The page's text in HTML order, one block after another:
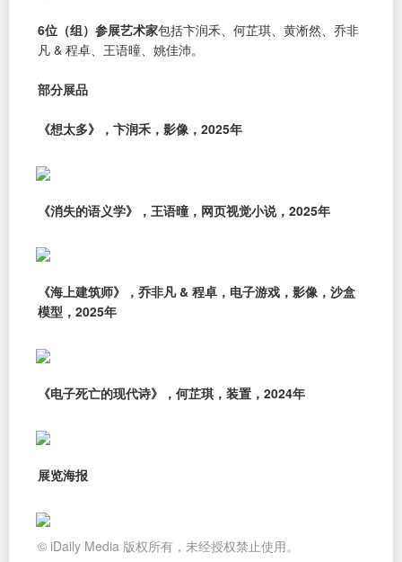
6位（组）参展艺术家包括卞润禾、何芷琪、黄淅然、乔非
凡 & 程卓、王语曈、姚佳沛。
部分展品
《想太多》，卞润禾，影像，2025年
《消失的语义学》，王语曈，网页视觉小说，2025年
《海上建筑师》，乔非凡 & 程卓，电子游戏，影像，沙盒
模型，2025年
《电子死亡的现代诗》，何芷琪，装置，2024年
展览海报
© iDaily Media 版权所有，未经授权禁止使用。